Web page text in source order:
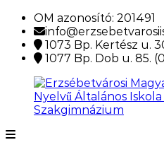
Ugrás
tartalomra
OM azonosító: 201491
1073 Bp. Kertész u.
1077 Bp. Dob u. 85.